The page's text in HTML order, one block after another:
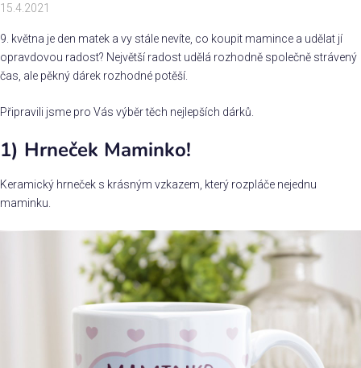
/
Láska
Povolání,
zájmy a
Příležitosti
Domácnost
15.4.2021
9. května je den matek a vy stále nevíte, co koupit mamince a udělat jí
opravdovou radost? Největší radost udělá rozhodně společně strávený
čas, ale pěkný dárek rozhodné potěší.
Připravili jsme pro Vás výběr těch nejlepších dárků.
1) Hrneček Maminko!
Keramický hrneček s krásným vzkazem, který rozpláče nejednu
maminku.